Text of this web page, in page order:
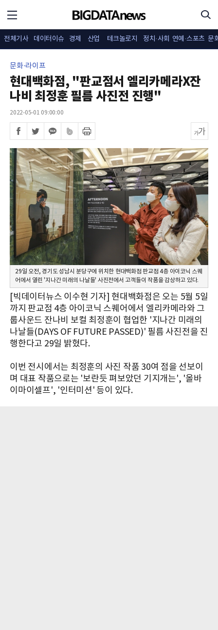
전체기사 데이터이슈 경제 산업 테크놀로지 정치·사회 연예·스포츠 문
문화·라이프
현대백화점, "판교점서 엘리카메라X잔
나비 최정훈 필름 사진전 진행"
2022-05-01 09:00:00
29일 오전, 경기도 성남시 분당구에 위치한 현대백화점 판교점 4층 아이코닉 스퀘
어에서 열린 '지나간 미래의 나날들' 사진전에서 고객들이 작품을 감상하고 있다.
[빅데이터뉴스 이수현 기자] 현대백화점은 오는 5월 5일
까지 판교점 4층 아이코닉 스퀘어에서 엘리카메라와 그
룹사운드 잔나비 보컬 최정훈이 협업한 '지나간 미래의
나날들(DAYS OF FUTURE PASSED)' 필름 사진전을 진
행한다고 29일 밝혔다.
이번 전시에서는 최정훈의 사진 작품 30여 점을 선보이
며 대표 작품으로는 '보란듯 펴보았던 기지개는', '올바
이마이셀프', '인터미션' 등이 있다.